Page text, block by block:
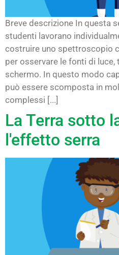
Breve descrizione In questa
studenti lavorano
costruire uno spettroscopio
per osservare le fonti di luce,
schermo. In questo modo
può essere scomposta in
complessi [...]
La Terra sotto
l'effetto serra